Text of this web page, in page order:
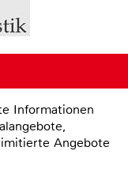
Informationen
Angebote